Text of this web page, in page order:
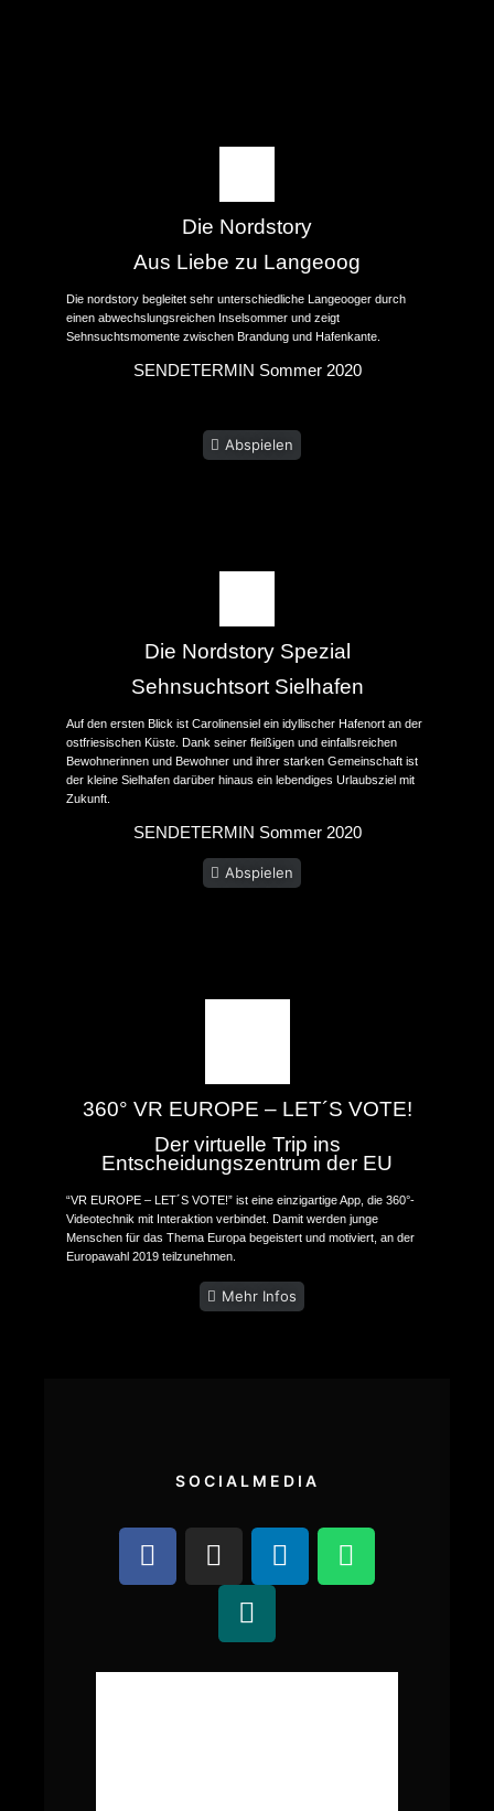
Die Nordstory
Aus Liebe zu Langeoog
Die nordstory begleitet sehr unterschiedliche Langeooger durch
einen abwechslungsreichen Inselsommer und zeigt
Sehnsuchtsmomente zwischen Brandung und Hafenkante.
SENDETERMIN Sommer 2020
Abspielen
Die Nordstory Spezial
Sehnsuchtsort Sielhafen
Auf den ersten Blick ist Carolinensiel ein idyllischer Hafenort an der
ostfriesischen Küste. Dank seiner fleißigen und einfallsreichen
Bewohnerinnen und Bewohner und ihrer starken Gemeinschaft ist
der kleine Sielhafen darüber hinaus ein lebendiges Urlaubsziel mit
Zukunft.
SENDETERMIN Sommer 2020
Abspielen
360° VR EUROPE – LET´S VOTE!
Der virtuelle Trip ins
Entscheidungszentrum der EU
“VR EUROPE – LET´S VOTE!” ist eine einzigartige App, die 360°-
Videotechnik mit Interaktion verbindet. Damit werden junge
Menschen für das Thema Europa begeistert und motiviert, an der
Europawahl 2019 teilzunehmen.
Mehr Infos
SOCIALMEDIA